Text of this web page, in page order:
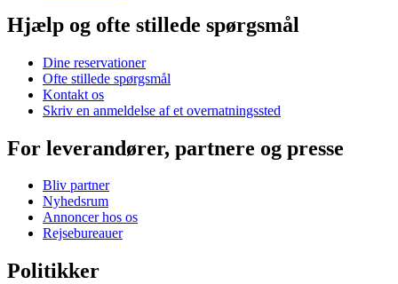
Hjælp og ofte stillede spørgsmål
Dine reservationer
Ofte stillede spørgsmål
Kontakt os
Skriv en anmeldelse af et overnatningssted
For leverandører, partnere og presse
Bliv partner
Nyhedsrum
Annoncer hos os
Rejsebureauer
Politikker